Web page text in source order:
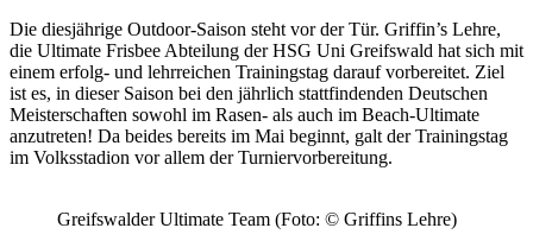
Die diesjährige Outdoor-Saison steht vor der Tür. Griffin’s Lehre,
die Ultimate Frisbee Abteilung der HSG Uni Greifswald hat sich mit
einem erfolg- und lehrreichen Trainingstag darauf vorbereitet. Ziel
ist es, in dieser Saison bei den jährlich stattfindenden Deutschen
Meisterschaften sowohl im Rasen- als auch im Beach-Ultimate
anzutreten! Da beides bereits im Mai beginnt, galt der Trainingstag
im Volksstadion vor allem der Turniervorbereitung.
Greifswalder Ultimate Team (Foto: © Griffins Lehre)